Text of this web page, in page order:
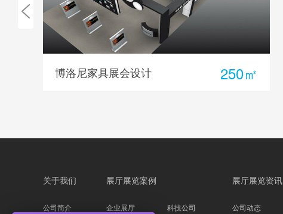
250㎡
洛克斯家具展会设计
关于我们
公司简介
展厅展览案例
企业展厅 科技公司
展厅展览资讯
公司动态